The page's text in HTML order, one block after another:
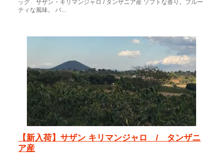
ッグ サザン・キリマンジャロ / タンザニア産 ソフトな香り。フルー
ティな風味。 バ...
【新入荷】サザン キリマンジャロ / タンザニ
ア産